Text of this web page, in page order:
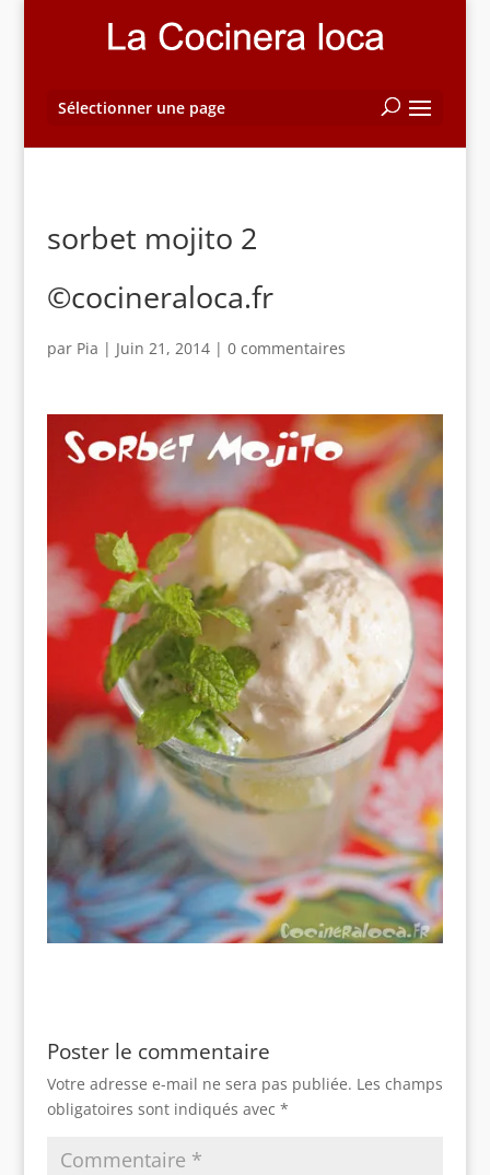
Sélectionner une page
sorbet mojito 2
©cocineraloca.fr
par Pia | Juin 21, 2014| 0 commentaires
Poster le commentaire
Votre adresse e-mail ne sera pas publiée. Les champs
obligatoires sont indiqués avec *